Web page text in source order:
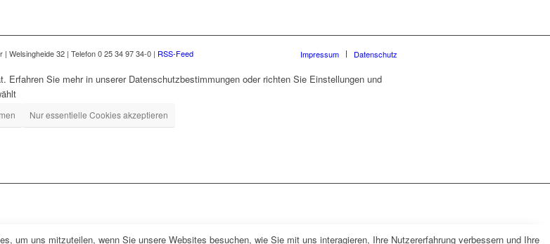
Welsingheide 32 | Telefon 0 25 34 97 34-0 | RSS-Feed Impressum Datenschutz
Sie mehr in unserer Datenschutzbestimmungen oder richten Sie Einstellungen und
Nur essentielle Cookies akzeptieren
um uns mitzuteilen, wenn Sie unsere Websites besuchen, wie Sie mit uns interagieren, Ihre Nutzererfahrung verbessern und Ihre